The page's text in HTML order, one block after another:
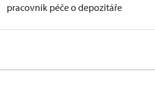
pracovník péče o depozitáře